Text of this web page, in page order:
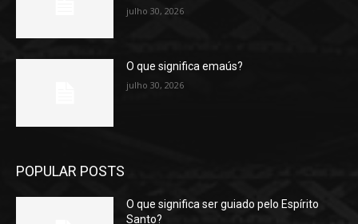
julho 30, 2026
O que significa emaús?
julho 30, 2026
POPULAR POSTS
O que significa ser guiado pelo Espírito
Santo?